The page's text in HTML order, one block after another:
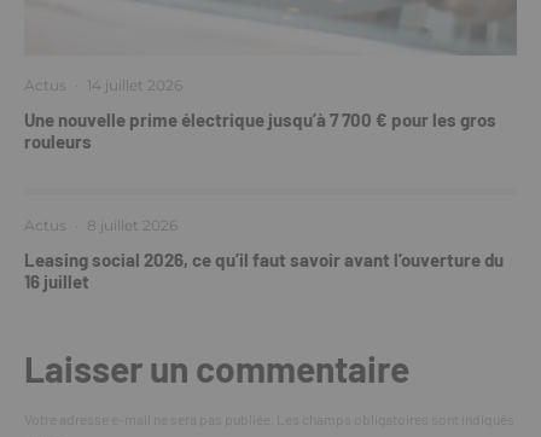
Actus · 14 juillet 2026
Une nouvelle prime électrique jusqu’à 7 700 € pour les gros
rouleurs
Actus · 8 juillet 2026
Leasing social 2026, ce qu’il faut savoir avant l’ouverture du
16 juillet
Laisser un commentaire